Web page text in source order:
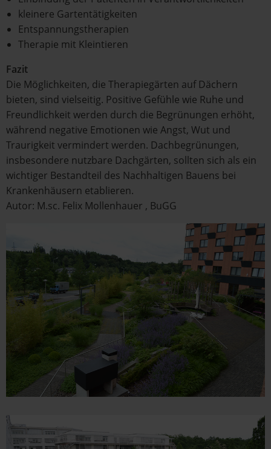
kleinere Gartentätigkeiten
Entspannungstherapien
Therapie mit Kleintieren
Fazit
Die Möglichkeiten, die Therapiegärten auf Dächern
bieten, sind vielseitig. Positive Gefühle wie Ruhe und
Freundlichkeit werden durch die Begrünungen erhöht,
während negative Emotionen wie Angst, Wut und
Traurigkeit vermindert werden. Dachbegrünungen,
insbesondere nutzbare Dachgärten, sollten sich als ein
wichtiger Bestandteil des Nachhaltigen Bauens bei
Krankenhäusern etablieren.
Autor: M.sc. Felix Mollenhauer , BuGG